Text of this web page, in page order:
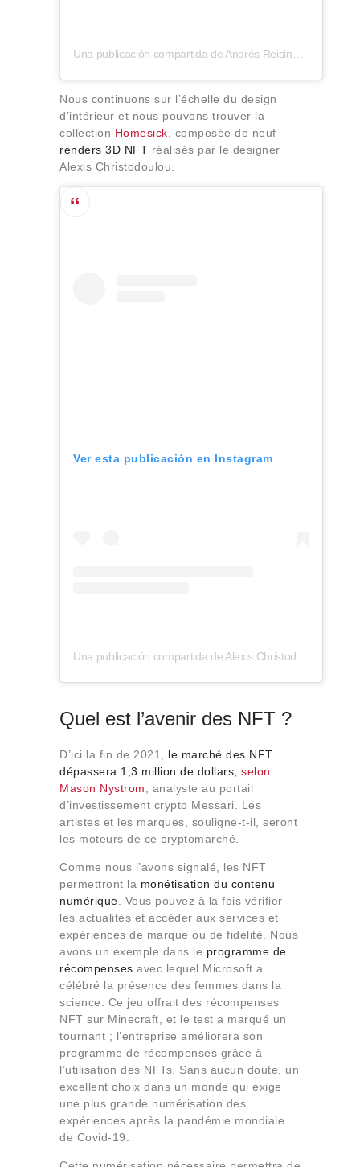
Una publicación compartida de Andrés Reisinger (@reisingerandres)
Nous continuons sur l’échelle du design
d’intérieur et nous pouvons trouver la
collection Homesick, composée de neuf
renders 3D NFT réalisés par le designer
Alexis Christodoulou.
Ver esta publicación en Instagram
Quel est l’avenir des NFT ?
D’ici la fin de 2021, le marché des NFT
dépassera 1,3 million de dollars, selon
Mason Nystrom , analyste au portail
d’investissement crypto Messari. Les
artistes et les marques, souligne-t-il, seront
les moteurs de ce cryptomarché.
Comme nous l’avons signalé, les NFT
permettront la monétisation du contenu
numérique . Vous pouvez à la fois vérifier
les actualités et accéder aux services et
expériences de marque ou de fidélité. Nous
avons un exemple dans le programme de
récompenses avec lequel Microsoft a
célébré la présence des femmes dans la
science. Ce jeu offrait des récompenses
NFT sur Minecraft, et le test a marqué un
tournant ; l’entreprise améliorera son
programme de récompenses grâce à
l’utilisation des NFTs. Sans aucun doute, un
excellent choix dans un monde qui exige
une plus grande numérisation des
expériences après la pandémie mondiale
de Covid-19.